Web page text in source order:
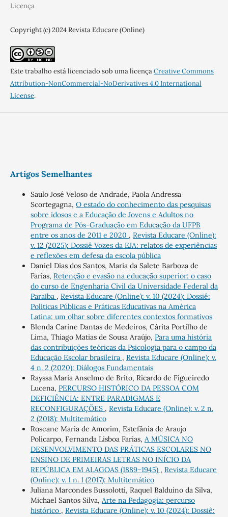
Licença
Copyright (c) 2024 Revista Educare (Online)
Este trabalho está licenciado sob uma licençaCreative Commons
Attribution-NonCommercial-NoDerivatives 4.0 International
License.
Artigos Semelhantes
Saulo José Veloso de Andrade, Paola Andressa
Scortegagna, O estado do conhecimento das pesquisas
sobre idosos e a Educação de Jovens e Adultos no
Programa de Pós-Graduação em Educação da UFPB
entre os anos de 2011 e 2020 , Revista Educare (Online):
v. 12 (2025): Dossiê Vozes da EJA: relatos de experiências
e reflexões em defesa da escola pública
Daniel Dias dos Santos, Maria da Salete Barboza de
Farias, Retenção e evasão na educação superior: o caso
do curso de Engenharia Civil da Universidade Federal da
Paraíba , Revista Educare (Online): v. 10 (2024): Dossiê:
Políticas Públicas e Práticas Educativas na América
Latina: um olhar sobre diferentes contextos formativos
Blenda Carine Dantas de Medeiros, Cárita Portilho de
Lima, Thiago Matias de Sousa Araújo, Para uma história
das contribuições teóricas da Psicologia para o campo da
Educação Escolar brasileira , Revista Educare (Online): v.
4 n. 2 (2020): Diálogos Fundamentais
Rayssa Maria Anselmo de Brito, Ricardo de Figueiredo
Lucena, PERCURSO HISTÓRICO DA PESSOA COM
DEFICIÊNCIA: ENTRE PARADIGMAS E
RECONFIGURAÇÕES , Revista Educare (Online): v. 2 n.
2 (2018): Multitemático
Roseane Maria de Amorim, Estefânia de Araujo
Policarpo, Fernanda Lisboa Farias, A MÚSICA NO
DESENVOLVIMENTO DAS PRÁTICAS ESCOLARES NO
ENSINO DE PRIMEIRAS LETRAS NO INÍCIO DA
REPÚBLICA EM ALAGOAS (1889–1945) , Revista Educare
(Online): v. 1 n. 1 (2017): Multitemático
Juliana Marcondes Bussolotti, Raquel Balduino da Silva,
Michael Santos Silva, Arte na Pedagogia: percurso
histórico , Revista Educare (Online): v. 10 (2024): Dossiê: